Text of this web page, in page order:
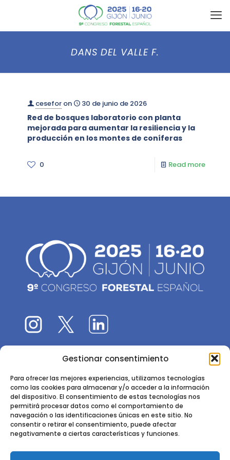
Gestionar consentimiento
Para ofrecer las mejores experiencias, utilizamos tecnologías
como las cookies para almacenar y/o acceder a la información
del dispositivo. El consentimiento de estas tecnologías nos
permitirá procesar datos como el comportamiento de
navegación o las identificaciones únicas en este sitio. No
consentir o retirar el consentimiento, puede afectar
negativamente a ciertas características y funciones.
DANS DEL VALLE F.
cesefor on 30 de junio de 2026
Red de bosques laboratorio con planta
mejorada para aumentar la resiliencia y la
producción en los montes de coníferas
0 Read more
El 9CFE es una actividad promovida por laSociedad
Instituto de Ciencias Forestales, INIA-CSIC
Ctra. de la Coruña km 7,5 - 28040 Madrid